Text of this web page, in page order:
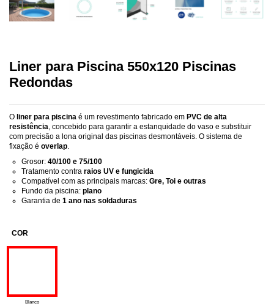
Liner para Piscina 550x120 Piscinas
Redondas
O liner para piscina é um revestimento fabricado em PVC de alta
resistência , concebido para garantir a estanquidade do vaso e substituir
com precisão a lona original das piscinas desmontáveis. O sistema de
fixação é overlap
Grosor: 40/100 e 75/100
Tratamento contra raios UV e fungicida
Compatível com as principais marcas: Gre, Toi e outras
Fundo da piscina: plano
Garantia de 1 ano nas soldaduras
COR
Blanco